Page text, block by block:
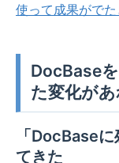
使って成果がでた
DocBase
た変化があ
「DocBase
てきた